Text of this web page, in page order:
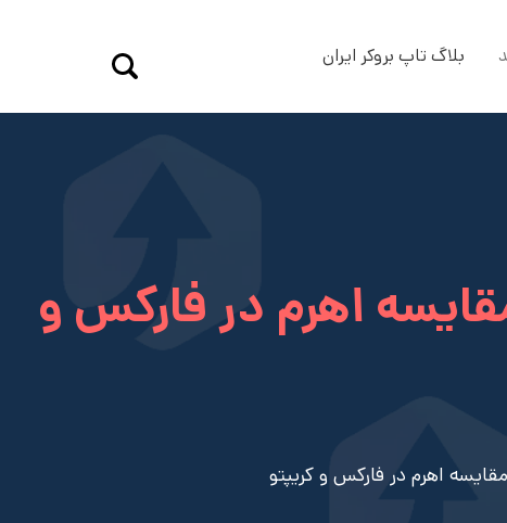
بلاگ تاپ بروکر ایران
اهرم در فارکس و
اهرم در فارکس و کریپتو